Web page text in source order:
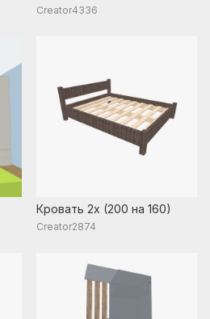
Creator4336
Кровать 2х (200 на 160)
Creator2874